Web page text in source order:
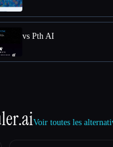
vs Pth AI
Voir toutes les